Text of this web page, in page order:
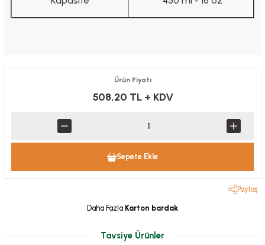
Ürün Fiyatı
508,20 TL + KDV
Sepete Ekle
Paylaş
Daha Fazla Karton bardak
Tavsiye Ürünler